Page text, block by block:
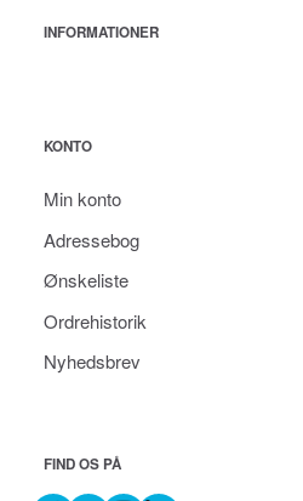
INFORMATIONER
KONTO
Min konto
Adressebog
Ønskeliste
Ordrehistorik
Nyhedsbrev
FIND OS PÅ